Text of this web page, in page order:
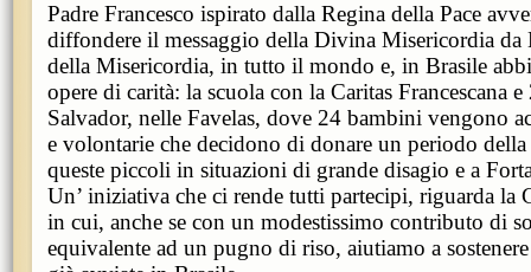
Padre Francesco ispirato dalla Regina della Pace
diffondere il messaggio della Divina Misericordia
della Misericordia, in tutto il mondo e, in Brasile
opere di carità: la scuola con la Caritas Francescana
Salvador, nelle Favelas, dove 24 bambini vengono
e volontarie che decidono di donare un periodo
queste piccoli in situazioni di grande disagio e a
Un’ iniziativa che ci rende tutti partecipi, riguarda la
in cui, anche se con un modestissimo contributo di
equivalente ad un pugno di riso, aiutiamo a